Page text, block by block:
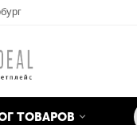
ТОВАРОВ